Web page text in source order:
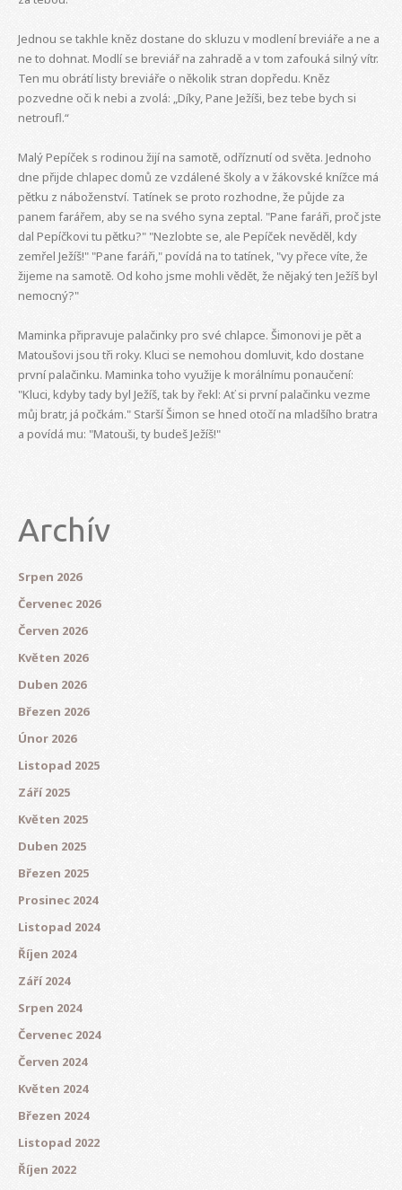
Jednou se takhle kněz dostane do skluzu v modlení breviáře a ne a
ne to dohnat. Modlí se breviář na zahradě a v tom zafouká silný vítr.
Ten mu obrátí listy breviáře o několik stran dopředu. Kněz
pozvedne oči k nebi a zvolá: „Díky, Pane Ježíši, bez tebe bych si
netroufl.“
Malý Pepíček s rodinou žijí na samotě, odříznutí od světa. Jednoho
dne přijde chlapec domů ze vzdálené školy a v žákovské knížce má
pětku z náboženství. Tatínek se proto rozhodne, že půjde za
panem farářem, aby se na svého syna zeptal. "Pane faráři, proč jste
dal Pepíčkovi tu pětku?" "Nezlobte se, ale Pepíček nevěděl, kdy
zemřel Ježíš!" "Pane faráři," povídá na to tatínek, "vy přece víte, že
žijeme na samotě. Od koho jsme mohli vědět, že nějaký ten Ježíš byl
nemocný?"
Maminka připravuje palačinky pro své chlapce. Šimonovi je pět a
Matoušovi jsou tři roky. Kluci se nemohou domluvit, kdo dostane
první palačinku. Maminka toho využije k morálnímu ponaučení:
"Kluci, kdyby tady byl Ježíš, tak by řekl: Ať si první palačinku vezme
můj bratr, já počkám." Starší Šimon se hned otočí na mladšího bratra
a povídá mu: "Matouši, ty budeš Ježíš!"
Archív
Srpen 2026
Červenec 2026
Červen 2026
Květen 2026
Duben 2026
Březen 2026
Únor 2026
Listopad 2025
Září 2025
Květen 2025
Duben 2025
Březen 2025
Prosinec 2024
Listopad 2024
Říjen 2024
Září 2024
Srpen 2024
Červenec 2024
Červen 2024
Květen 2024
Březen 2024
Listopad 2022
Říjen 2022